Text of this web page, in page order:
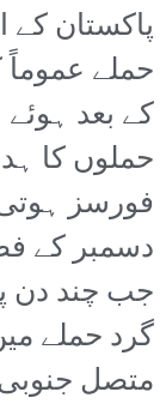
پاکستان کے
حملے
کے بعد
حملوں کا
فورسز
دسمبر کے
جب چند دن
گرد حملے
متصل